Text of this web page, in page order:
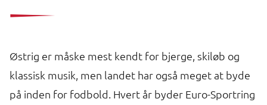
Østrig er måske mest kendt for bjerge, skiløb og
klassisk musik, men landet har også meget at byde
på inden for fodbold. Hvert år byder Euro-Sportring